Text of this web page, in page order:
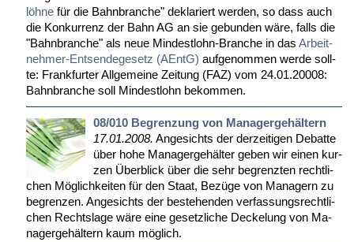
löh­ne für die Bahn­bran­che" de­kla­riert wer­den, so dass auch
die Kon­kur­renz der Bahn AG an sie ge­bun­den wä­re, falls die
"Bahn­bran­che" als neue Min­dest­lohn-Bran­che in das Ar­beit­
neh­mer-Ent­sen­de­ge­setz (AEntG) auf­ge­nom­men wer­de soll­
te: Frank­fur­ter All­ge­mei­ne Zei­tung (FAZ) vom 24.01.20008:
Bahn­bran­che soll Min­dest­lohn be­kom­men.
08/010 Begrenzung von Managergehältern
17.01.2008. An­ge­sichts der der­zei­ti­gen De­bat­te
über ho­he Ma­na­ger­ge­häl­ter ge­ben wir ei­nen kur­
zen Über­blick über die sehr be­grenz­ten recht­li­
chen Mög­lich­kei­ten für den Staat, Be­zü­ge von Ma­na­gern zu
be­gren­zen. An­ge­sichts der be­ste­hen­den ver­fas­sungs­recht­li­
chen Rechts­la­ge wä­re ei­ne ge­setz­li­che De­cke­lung von Ma­
na­ger­ge­häl­tern kaum mög­lich.